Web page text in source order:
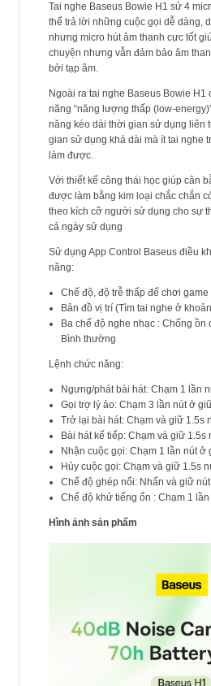
Tai nghe Baseus Bowie H1 sử 4
thể trả lời những cuộc gọi dễ dàng,
nhưng micro hút âm thanh cực tốt
chuyện nhưng vẫn đảm bảo âm
bởi tạp âm.
Ngoài ra tai nghe Baseus Bowie H1
năng “năng lượng thấp (low-
năng kéo dài thời gian sử dụng liên
gian sử dụng khá dài mà ít tai nghe
làm được.
Với thiết kế công thái học giúp cân
được làm bằng kim loại chắc chắn
theo kích cỡ người sử dụng cho sự
cả ngày sử dụng
Sử dụng App Control Baseus điều
năng:
Chế độ, độ trễ thấp để chơi game
Bản đồ vị trí (Tìm tai nghe ở
Ba chế độ nghe nhạc : Chống ồn
Bình thường
Lệnh chức năng:
Ngưng/phát bài hát: Chạm 1 lần
Gọi trợ lý ảo: Chạm 3 lần nút ở
Trở lại bài hát: Chạm và giữ 1.5s
Bài hát kế tiếp: Chạm và giữ 1.5s
Nhận cuộc gọi: Chạm 1 lần nút ở
Hủy cuộc gọi: Chạm và giữ 1.5s
Chế độ ghép nối: Nhấn và giữ
Chế độ khử tiếng ổn : Chạm 1 lần
Hình ảnh sản phẩm